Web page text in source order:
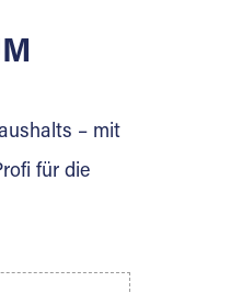
und
– mit
für die